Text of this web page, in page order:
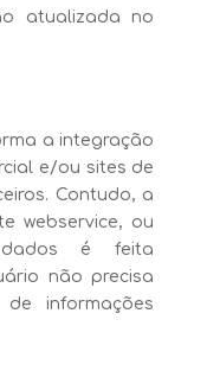
atualizada no
a integração
e/ou sites de
Contudo, a
webservice, ou
é feita
não precisa
informações